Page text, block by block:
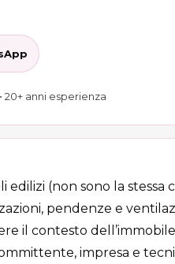
20+ anni esperienza
(non sono la stessa
pendenze e
il contesto
impresa e